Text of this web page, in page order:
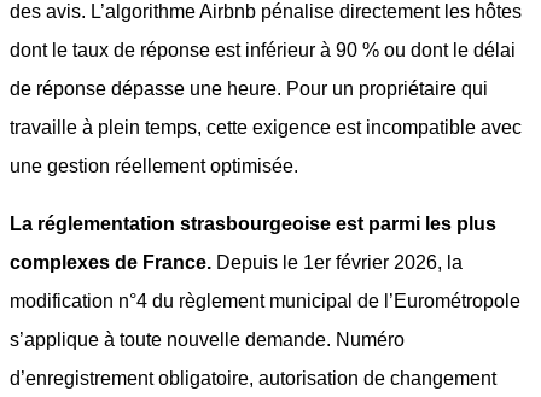
des avis. L’algorithme Airbnb pénalise directement les hôtes
dont le taux de réponse est inférieur à 90 % ou dont le délai
de réponse dépasse une heure. Pour un propriétaire qui
travaille à plein temps, cette exigence est incompatible avec
une gestion réellement optimisée.
La réglementation strasbourgeoise est parmi les plus
complexes de France. Depuis le 1er février 2026, la
modification n°4 du règlement municipal de l’Eurométropole
s’applique à toute nouvelle demande. Numéro
d’enregistrement obligatoire, autorisation de changement